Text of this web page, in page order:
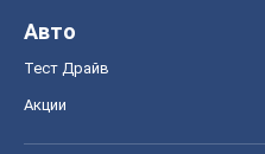
Авто
Тест Драйв
Акции